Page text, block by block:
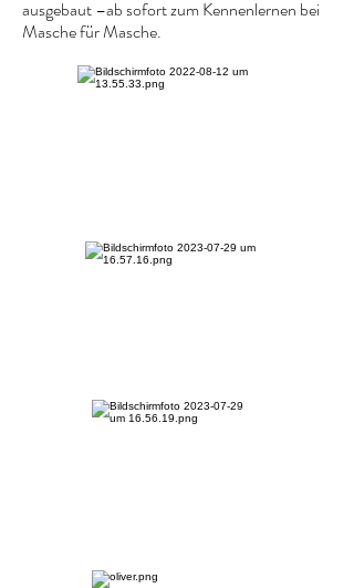
ausgebaut –ab sofort zum Kennenlernen bei
Masche für Masche.